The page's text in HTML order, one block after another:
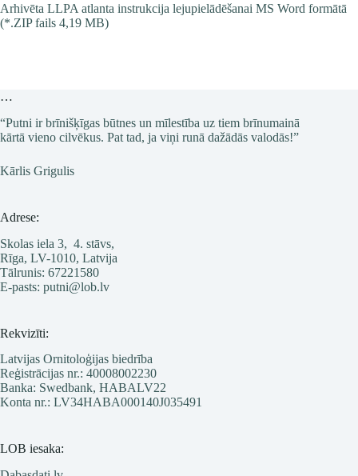
Arhivēta LLPA atlanta instrukcija lejupielādēšanai MS Word formātā
(*.ZIP fails 4,19 MB)
…
“Putni ir brīnišķīgas būtnes un mīlestība uz tiem brīnumainā
kārtā vieno cilvēkus. Pat tad, ja viņi runā dažādās valodās!”
Kārlis Grigulis
Adrese:
Skolas iela 3, 4. stāvs,
Rīga, LV-1010, Latvija
Tālrunis: 67221580
E-pasts: putni@lob.lv
Rekvizīti:
Latvijas Ornitoloģijas biedrība
Reģistrācijas nr.: 40008002230
Banka: Swedbank, HABALV22
Konta nr.: LV34HABA000140J035491
LOB iesaka: